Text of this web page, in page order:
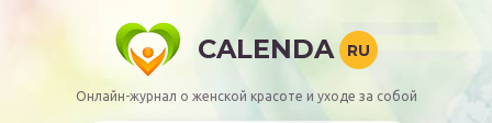
CALENDA RU
Онлайн-журнал о женской красоте и уходе за собой